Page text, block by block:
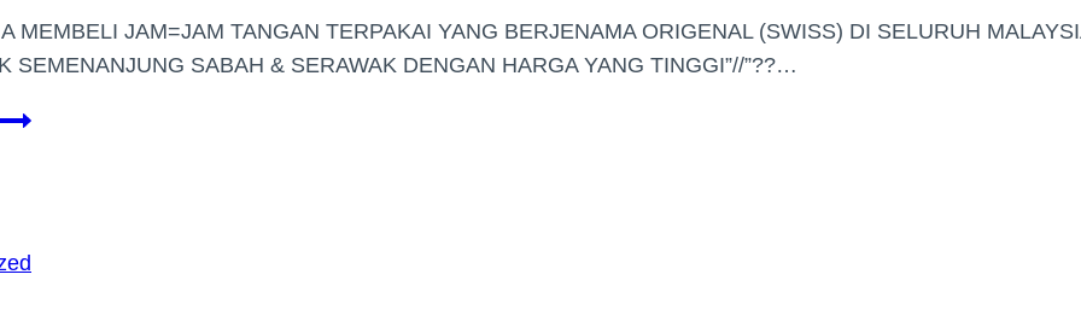
MEMBELI JAM=JAM TANGAN TERPAKAI YANG BERJENAMA ORIGENAL (SWISS) DI SELURUH
SEMENANJUNG SABAH & SERAWAK DENGAN HARGA YANG TINGGI”//”??…